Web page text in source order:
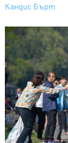
Кандис Бърт